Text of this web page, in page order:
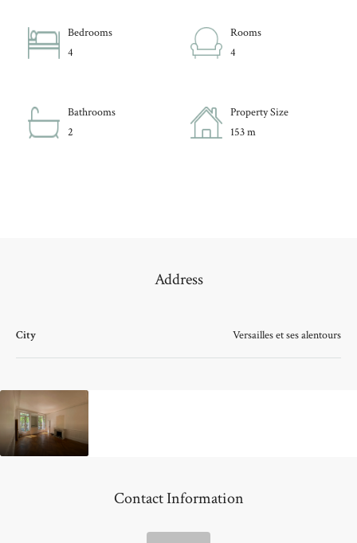
Bedrooms
4
Rooms
4
Bathrooms
2
Property Size
153 m
Address
City Versailles et ses alentours
Contact Information